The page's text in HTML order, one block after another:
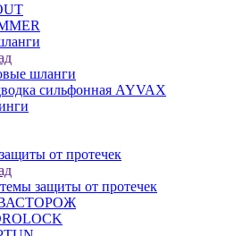
шланги
сильфонная AYVAX
от протечек
защиты от протечек